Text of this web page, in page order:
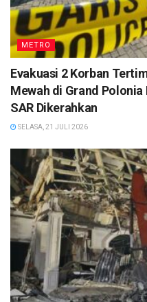
METRO
Evakuasi 2 Korban
Mewah di Grand
SAR Dikerahkan
SELASA, 21 JULI 2026